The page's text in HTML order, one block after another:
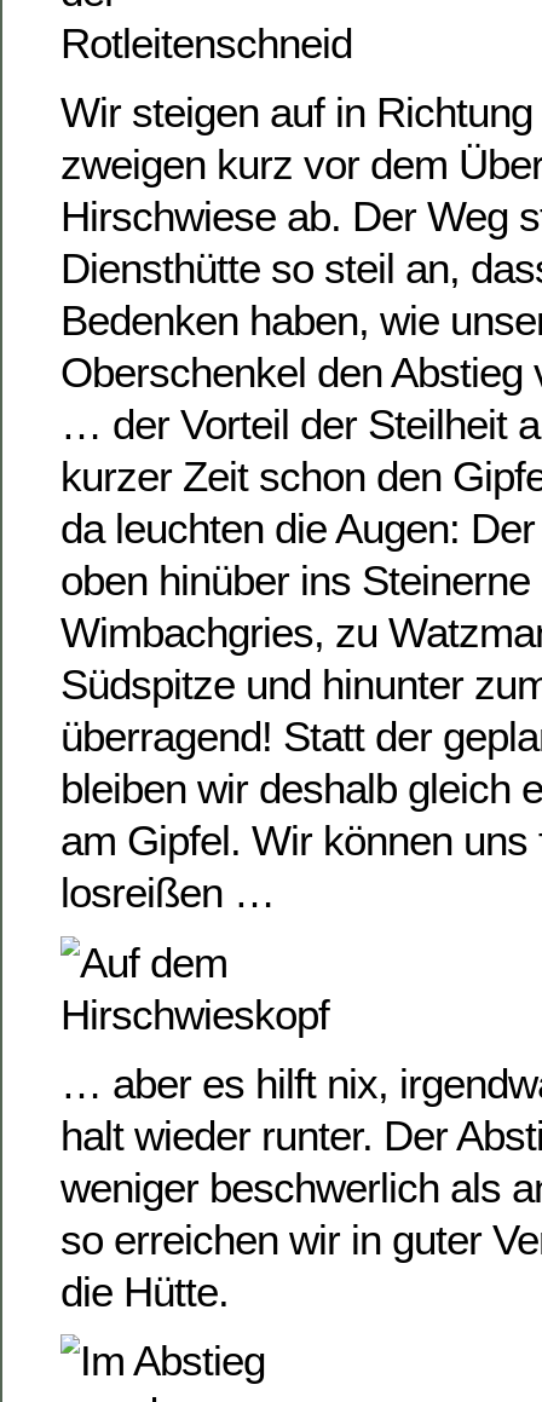
Wir steigen auf in
zweigen kurz vor dem
Hirschwiese ab. Der Weg
Diensthütte so steil an,
Bedenken haben, wie
Oberschenkel den Abstieg
… der Vorteil der Steilheit
kurzer Zeit schon den
da leuchten die Augen:
oben hinüber ins
Wimbachgries, zu
Südspitze und hinunter
überragend! Statt der
bleiben wir deshalb gleich
am Gipfel. Wir können
losreißen …
… aber es hilft nix,
halt wieder runter. Der
weniger beschwerlich als
so erreichen wir in guter
die Hütte.